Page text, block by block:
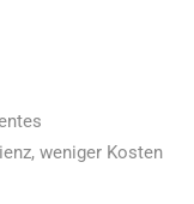
weniger Kosten